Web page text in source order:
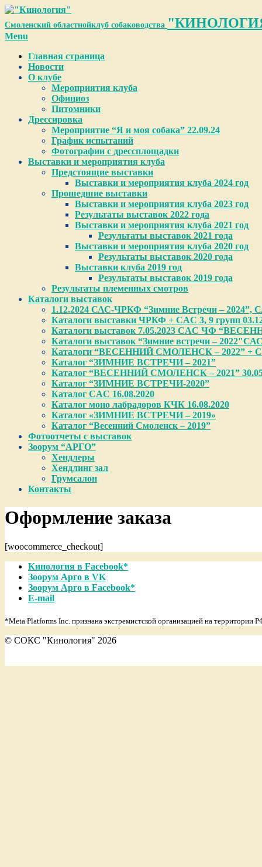
Skip
to
content
Смоленский областнойклуб собаководства
Primary
Menu
Menu
Главная страница
Новости
О клубе
Мероприятия клуба
Официоз
Питомники
Дрессировка
Мероприятие “Я и моя собака” 22.09.24
График испытаний
Фотографии с дрессплощадки
Выставки и мероприятия клуба
Предстоящие выставки
Выставки и мероприятия клуба 2024 год
Прошедшие выставки
Выставки и мероприятия клуба 2023 год
Результаты выставок 2022 года
Выставки и мероприятия клуба 2021 год
Результаты выставок 2021 года
Выставки и мероприятия клуба 2020 год
Результаты выставок 2020 года
Выставки клуба 2019 год
Результаты выставок 2019 года
Результаты племенных смотров
Каталоги выставок
1.12.2024 САС-ЧРКФ “Зимние Встречи – 2024”,
Каталоги выставки ЧРКФ + CAC 3, 9 групп
Каталоги выставок 7.05.2023 CAC ЧФ
Каталоги выставок “Зимние встречи –
Каталоги “ВЕСЕННИЙ СМОЛЕНСК – 2022” +
Каталог “ЗИМНИЕ ВСТРЕЧИ – 2021”
Каталог “ВЕСЕННИЙ СМОЛЕНСК – 2021”
Каталог “ЗИМНИЕ ВСТРЕЧИ-2020”
Каталог CAC 16.08.2020
Каталог моно лабрадоров КЧК 16.08.2020
Каталог «ЗИМНИЕ ВСТРЕЧИ – 2019»
Каталог “Весенний Смоленск – 2019”
Фотоотчеты с выставок
Зоорум “АРГО”
Хендлеры
Хендлинг зал
Грумсалон
Контакты
Оформление заказа
[woocommerce_checkout]
2018-
Кинология в Facebook*
Зоорум Арго в VK
Зоорум Арго в Facebook*
E-mail
*Meta Platforms Inc. признана экстремистской организацией на территории
© СОКС "Кинология" 2026